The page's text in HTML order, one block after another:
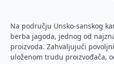
Na području Unsko-sanskog
berba jagoda, jednog od
proizvoda. Zahvaljujući
uloženom trudu proizvođača,